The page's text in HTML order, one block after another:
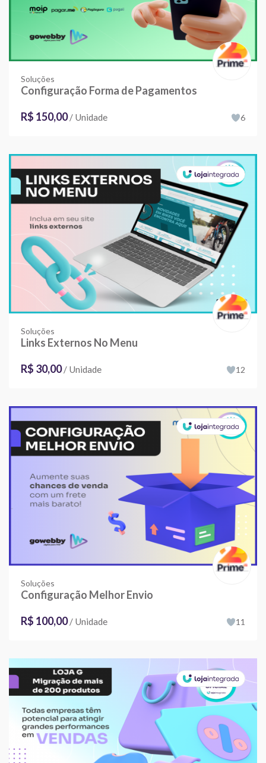
Soluções
Configuração Forma de Pagamentos
R$ 150,00/ Unidade 6
Soluções
Links Externos No Menu
R$ 30,00/ Unidade 12
Soluções
Configuração Melhor Envio
R$ 100,00/ Unidade 11